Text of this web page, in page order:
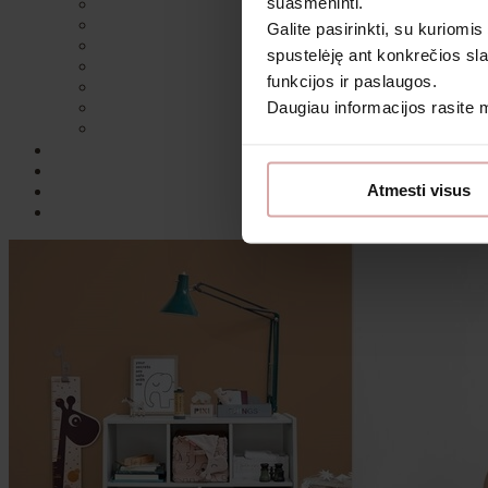
Galite pasirinkti, su
spustelėję ant konkrečios
funkcijos ir paslaugos.
Daugiau informacijos rasite
Atmesti visus
Daugiau